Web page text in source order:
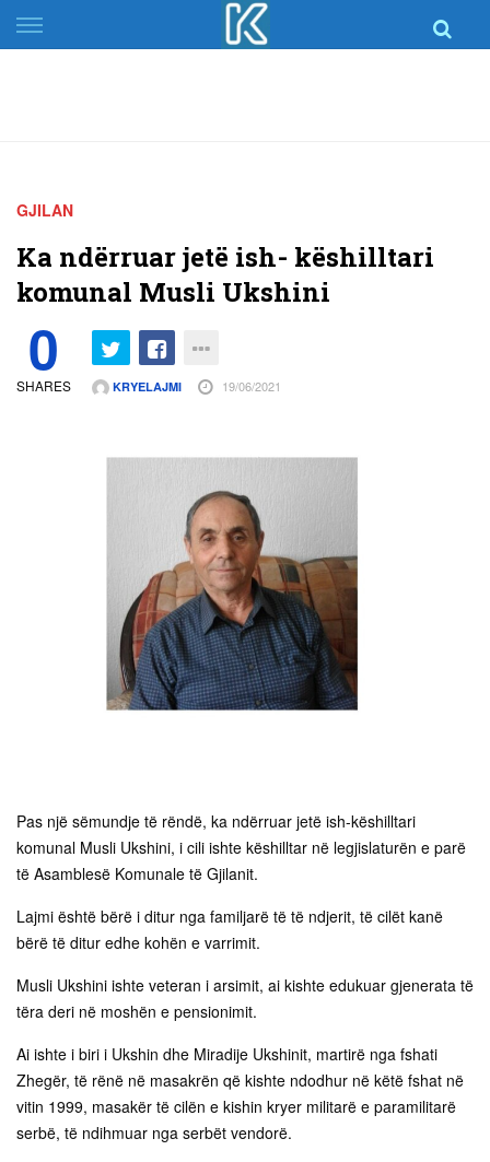
Skip
to
GJILAN
Ka ndërruar jetë ish- këshilltari
komunal Musli Ukshini
0
SHARES KRYELAJMI 19/06/2021
Pas një sëmundje të rëndë, ka ndërruar jetë ish-këshilltari
komunal Musli Ukshini, i cili ishte këshilltar në legjislaturën e parë
të Asamblesë Komunale të Gjilanit.
Lajmi është bërë i ditur nga familjarë të të ndjerit, të cilët kanë
bërë të ditur edhe kohën e varrimit.
Musli Ukshini ishte veteran i arsimit, ai kishte edukuar gjenerata të
tëra deri në moshën e pensionimit.
Ai ishte i biri i Ukshin dhe Miradije Ukshinit, martirë nga fshati
Zhegër, të rënë në masakrën që kishte ndodhur në këtë fshat në
vitin 1999, masakër të cilën e kishin kryer militarë e paramilitarë
serbë, të ndihmuar nga serbët vendorë.